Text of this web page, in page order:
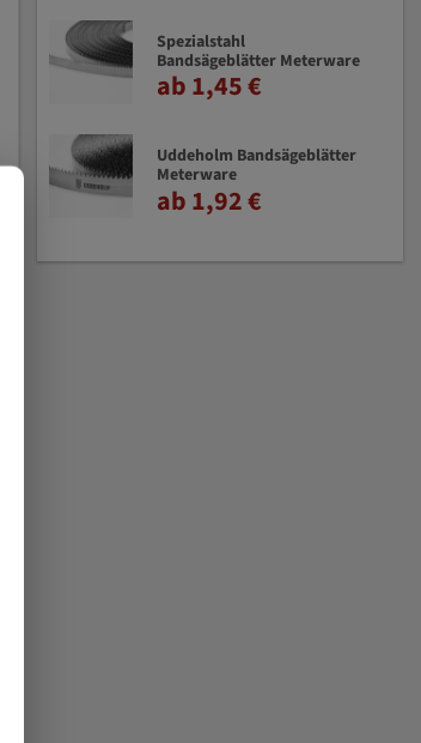
Spezialstahl
Bandsägeblätter Meterware
ab 1,45 €
Uddeholm Bandsägeblätter
Meterware
ab 1,92 €